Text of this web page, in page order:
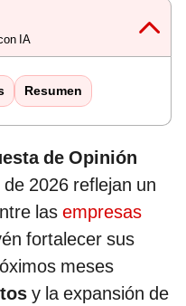
IA
Resumen
de Opinión
2026 reflejan un
las empresas
fortalecer sus
meses
y la expansión de